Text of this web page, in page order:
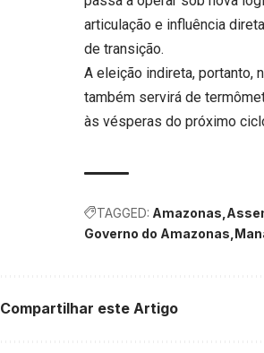
articulação e influência
de transição.
A eleição indireta, portanto,
também servirá de
às vésperas do próximo
TAGGED: Amazonas
Governo do Amazonas
Compartilhar este Artigo